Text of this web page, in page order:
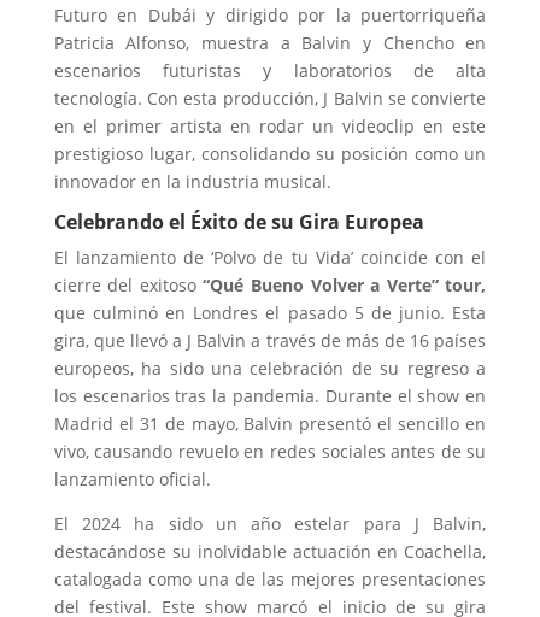
Futuro en Dubái y dirigido por la puertorriqueña
Patricia Alfonso, muestra a Balvin y Chencho en
escenarios futuristas y laboratorios de alta
tecnología. Con esta producción, J Balvin se convierte
en el primer artista en rodar un videoclip en este
prestigioso lugar, consolidando su posición como un
innovador en la industria musical.
Celebrando el Éxito de su Gira Europea
El lanzamiento de ‘Polvo de tu Vida’ coincide con el
cierre del exitoso“Qué Bueno Volver a Verte” tour,
que culminó en Londres el pasado 5 de junio. Esta
gira, que llevó a J Balvin a través de más de 16 países
europeos, ha sido una celebración de su regreso a
los escenarios tras la pandemia. Durante el show en
Madrid el 31 de mayo, Balvin presentó el sencillo en
vivo, causando revuelo en redes sociales antes de su
lanzamiento oficial.
El 2024 ha sido un año estelar para J Balvin,
destacándose su inolvidable actuación en Coachella,
catalogada como una de las mejores presentaciones
del festival. Este show marcó el inicio de su gira